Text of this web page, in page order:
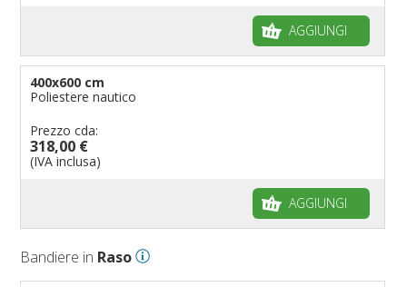
AGGIUNGI
400x600 cm
Poliestere nautico
Prezzo cda:
318,00 €
(IVA inclusa)
AGGIUNGI
Bandiere in Raso